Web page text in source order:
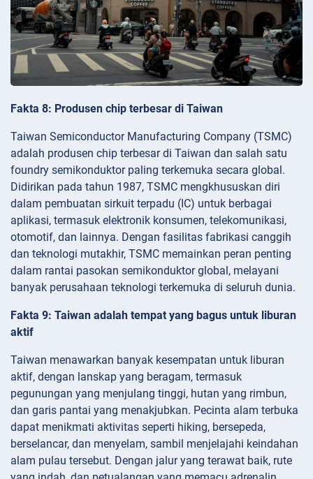
Fakta 8: Produsen chip terbesar di Taiwan
Taiwan Semiconductor Manufacturing Company (TSMC)
adalah produsen chip terbesar di Taiwan dan salah satu
foundry semikonduktor paling terkemuka secara global.
Didirikan pada tahun 1987, TSMC mengkhususkan diri
dalam pembuatan sirkuit terpadu (IC) untuk berbagai
aplikasi, termasuk elektronik konsumen, telekomunikasi,
otomotif, dan lainnya. Dengan fasilitas fabrikasi canggih
dan teknologi mutakhir, TSMC memainkan peran penting
dalam rantai pasokan semikonduktor global, melayani
banyak perusahaan teknologi terkemuka di seluruh dunia.
Fakta 9: Taiwan adalah tempat yang bagus untuk liburan
aktif
Taiwan menawarkan banyak kesempatan untuk liburan
aktif, dengan lanskap yang beragam, termasuk
pegunungan yang menjulang tinggi, hutan yang rimbun,
dan garis pantai yang menakjubkan. Pecinta alam terbuka
dapat menikmati aktivitas seperti hiking, bersepeda,
berselancar, dan menyelam, sambil menjelajahi keindahan
alam pulau tersebut. Dengan jalur yang terawat baik, rute